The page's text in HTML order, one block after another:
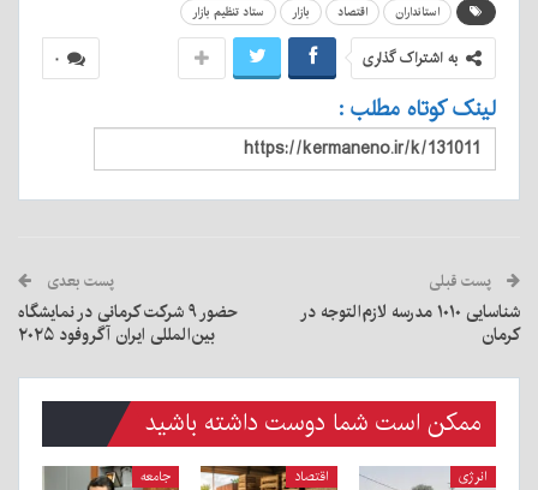
استانداران اقتصاد بازار ستاد تنظیم بازار
۰ به اشتراک گذاری
لینک کوتاه مطلب :
پست قبلی
شناسایی ۱۰۱۰ مدرسه لازم‌التوجه در
کرمان
پست بعدی
حضور ۹ شرکت کرمانی در نمایشگاه
بین‌المللی ایران آگروفود ۲۰۲۵
ممکن است شما دوست داشته باشید
انرژی اقتصاد جامعه